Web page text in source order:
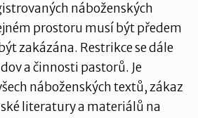
náboženských
prostoru musí být předem
zakázána. Restrikce se dále
a činnosti pastorů. Je
náboženských textů, zákaz
literatury a materiálů na